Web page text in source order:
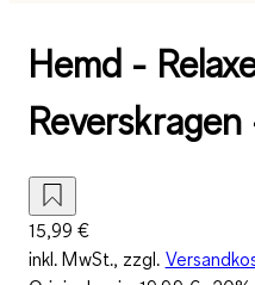
Hemd -
15,99 €
inkl. MwSt., zzgl.